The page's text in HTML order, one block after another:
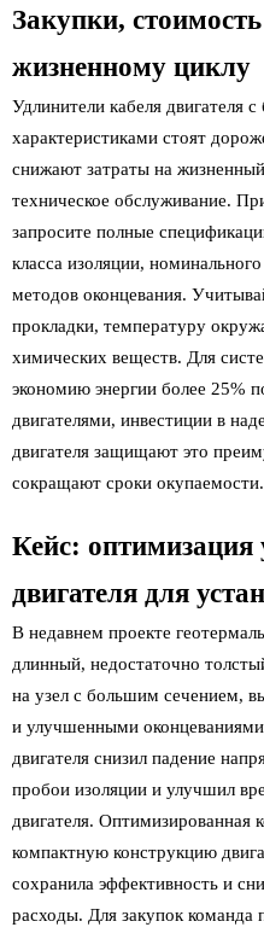
Закупки,
жизненному циклу
Удлинители кабеля двигателя
характеристиками стоят
снижают затраты на
техническое обслуживание.
запросите полные
класса изоляции,
методов оконцевания.
прокладки, температуру
химических веществ. Для
экономию энергии более 25%
двигателями, инвестиции в
двигателя защищают это
сокращают сроки окупаемости.
Кейс: оптимизация
двигателя для
В недавнем проекте
длинный, недостаточно
на узел с большим сечением,
и улучшенными
двигателя снизил падение
пробои изоляции и улучшил
двигателя. Оптимизированная
компактную конструкцию
сохранила эффективность и
расходы. Для закупок команда